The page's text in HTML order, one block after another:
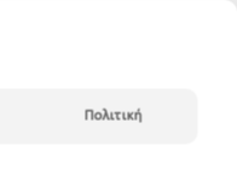
Πολιτική